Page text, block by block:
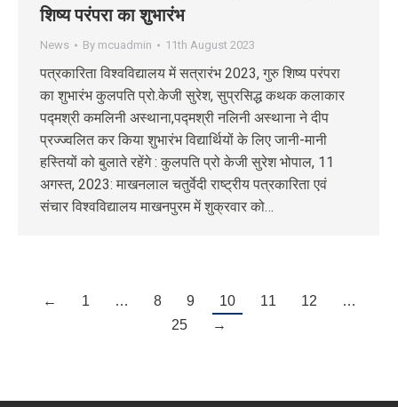
शिष्य परंपरा का शुभारंभ
News By mcuadmin 11th August 2023
पत्रकारिता विश्वविद्यालय में सत्रारंभ 2023, गुरु शिष्य परंपरा
का शुभारंभ कुलपति प्रो.केजी सुरेश, सुप्रसिद्ध कथक कलाकार
पद्मश्री कमलिनी अस्थाना,पद्मश्री नलिनी अस्थाना ने दीप
प्रज्ज्वलित कर किया शुभारंभ विद्यार्थियों के लिए जानी-मानी
हस्तियों को बुलाते रहेंगे : कुलपति प्रो केजी सुरेश भोपाल, 11
अगस्‍त, 2023: माखनलाल चतुर्वेदी राष्ट्रीय पत्रकारिता एवं
संचार विश्वविद्यालय माखनपुरम में शुक्रवार को…
← 1 … 8 9 10 11 12
…
25
→